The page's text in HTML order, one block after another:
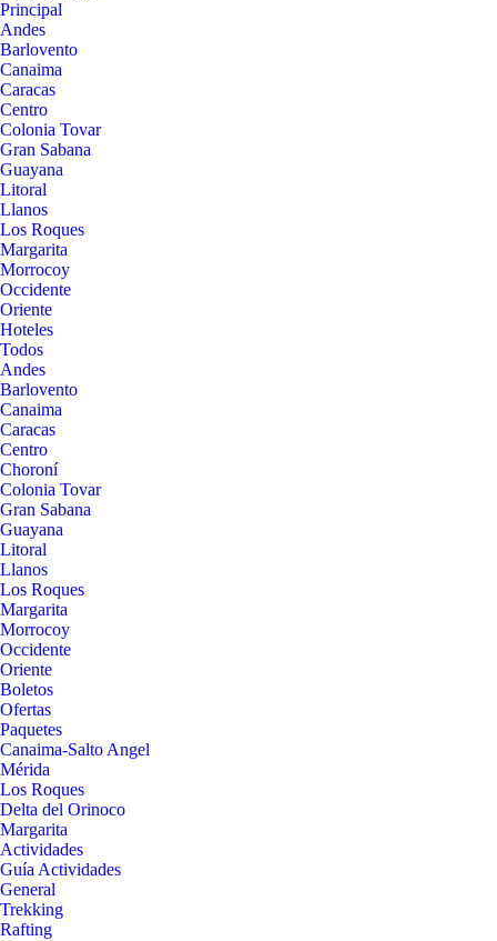
Principal
Andes
Barlovento
Canaima
Caracas
Centro
Colonia Tovar
Gran Sabana
Guayana
Litoral
Llanos
Los Roques
Margarita
Morrocoy
Occidente
Oriente
Hoteles
Todos
Andes
Barlovento
Canaima
Caracas
Centro
Choroní
Colonia Tovar
Gran Sabana
Guayana
Litoral
Llanos
Los Roques
Margarita
Morrocoy
Occidente
Oriente
Boletos
Ofertas
Paquetes
Canaima-Salto Angel
Mérida
Los Roques
Delta del Orinoco
Margarita
Actividades
Guía Actividades
General
Trekking
Rafting